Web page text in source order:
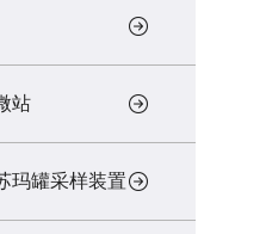
站
玛罐采样装置